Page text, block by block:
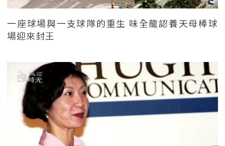
一座球場與一支球隊的重生 味全龍認養天母棒球
場迎來封王